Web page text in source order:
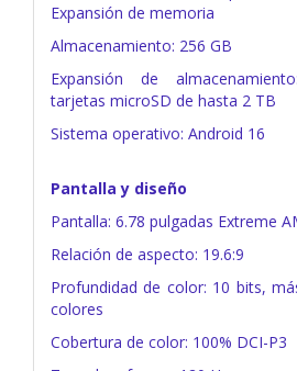
Expansión de memoria
Almacenamiento: 256 GB
Expansión de
tarjetas microSD de hasta 2 TB
Sistema operativo: Android 16
Pantalla y diseño
Pantalla: 6.78 pulgadas Extreme
Relación de aspecto: 19.6:9
Profundidad de color: 10 bits,
colores
Cobertura de color: 100% DCI-P3